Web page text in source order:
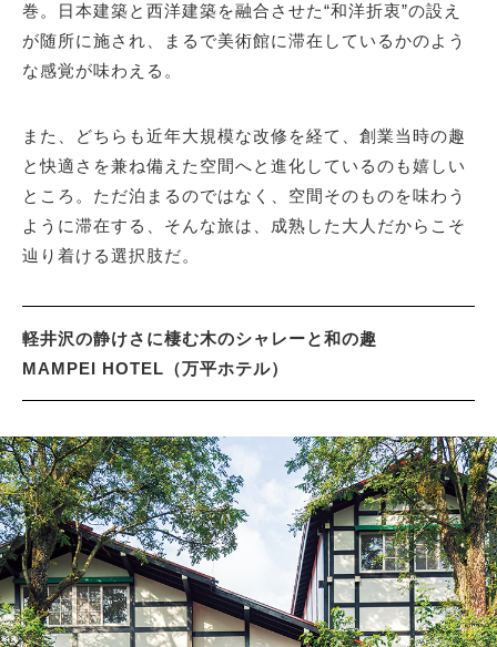
巻。日本建築と西洋建築を融合させた“和洋折衷”の設え
が随所に施され、まるで美術館に滞在しているかのよう
な感覚が味わえる。
また、どちらも近年大規模な改修を経て、創業当時の趣
と快適さを兼ね備えた空間へと進化しているのも嬉しい
ところ。ただ泊まるのではなく、空間そのものを味わう
ように滞在する、そんな旅は、成熟した大人だからこそ
辿り着ける選択肢だ。
軽井沢の静けさに棲む木のシャレーと和の趣
MAMPEI HOTEL（万平ホテル）